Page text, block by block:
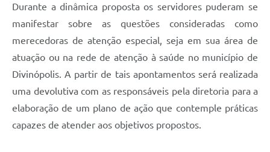
Durante a dinâmica proposta os servidores puderam se
manifestar sobre as questões consideradas como
merecedoras de atenção especial, seja em sua área de
atuação ou na rede de atenção à saúde no município de
Divinópolis. A partir de tais apontamentos será realizada
uma devolutiva com as responsáveis pela diretoria para a
elaboração de um plano de ação que contemple práticas
capazes de atender aos objetivos propostos.